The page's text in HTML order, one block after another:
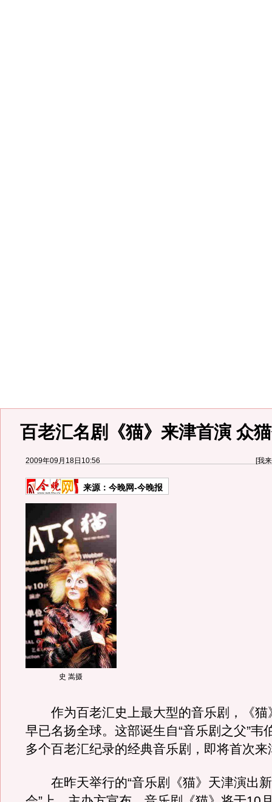
百老汇名剧《猫》来津首演 众
2009年09月18日10:56 [我
来源： 今晚网-今晚报
史 嵩摄
作为百老汇史上最大型的音乐剧，《猫
早已名扬全球。这部诞生自“音乐剧之父”韦
多个百老汇纪录的经典音乐剧，即将首次来
在昨天举行的“音乐剧《猫》天津演出